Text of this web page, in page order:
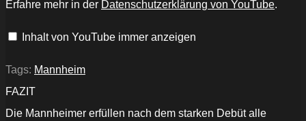
-
the
YouTube
anzeigen
Erfahre mehr in der Datenschutzerklärung von YouTube.
Inhalt von YouTube immer anzeigen
Tags: Mannheim
FAZIT
Die Mannheimer erfüllen nach dem starken Debüt alle